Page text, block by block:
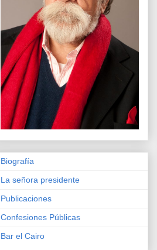
Biografía
La señora presidente
Publicaciones
Confesiones Públicas
Bar el Cairo